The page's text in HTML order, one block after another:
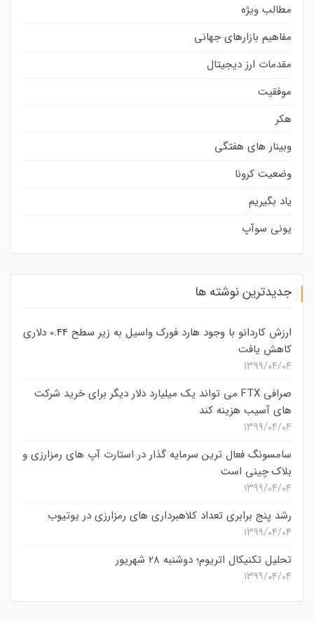
مطالب ویژه
مفاهیم بازارهای جهانی
مقدمات ارز دیجیتال
موفقیت
هکر
وبینار های هفتگی
وضعیت کرونا
یاد بگیریم
یونی سوآپ
جدیدترین نوشته ها
ارزش کاردانو با وجود هارد فورک واسیل به زیر سطح 0.44 دلاری
کاهش یافت
۱۳۹۹/۰۴/۰۴
صرافی FTX می تواند یک میلیارد دلار دیگر برای خرید شرکت
های آسیب هزینه کند
۱۳۹۹/۰۴/۰۴
سامسونگ فعال‌ ترین سرمایه‌ گذار در استارت‌ آپ‌ های رمزارزی و
بلاک چینی است
۱۳۹۹/۰۴/۰۴
رشد پنج برابری تعداد کلاهبرداری های رمزارزی در یوتیوب
۱۳۹۹/۰۴/۰۴
تحلیل تکنیکال اتریوم؛ دوشنبه 28 شهریور
۱۳۹۹/۰۴/۰۴